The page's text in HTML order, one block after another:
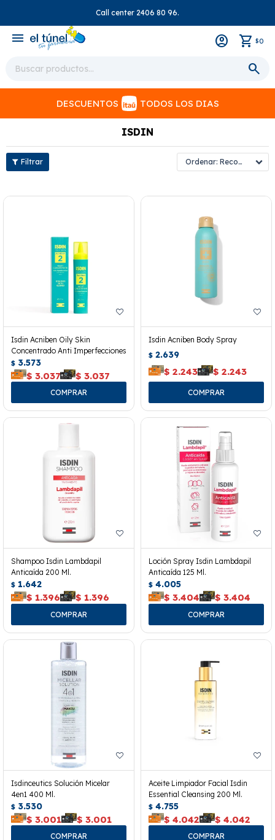
Call center 2406 80 96.
menu $0
DESCUENTOS TODOS LOS DIAS
ISDIN
Recomendados
Isdin Acniben Oily Skin
Concentrado Anti Imperfecciones
$ 3.573
$ 3.037 $ 3.037
Isdin Acniben Body Spray
$ 2.639
$ 2.243 $ 2.243
Shampoo Isdin Lambdapil
Anticaída 200 Ml.
$ 1.642
$ 1.396 $ 1.396
Loción Spray Isdin Lambdapil
Anticaída 125 Ml.
$ 4.005
$ 3.404 $ 3.404
Isdinceutics Solución Micelar
4en1 400 Ml.
$ 3.530
$ 3.001 $ 3.001
Aceite Limpiador Facial Isdin
Essential Cleansing 200 Ml.
$ 4.755
$ 4.042 $ 4.042
close